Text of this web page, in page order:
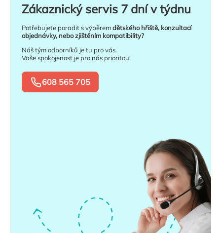
Zákaznický servis 7 dní v týdnu
Potřebujete poradit s výběremdětského hřiště, konzultací
objednávky, nebo zjištěním kompatibility?
Náš tým odborníků je tu pro vás.
Vaše spokojenost je pro nás prioritou!
608 565 705